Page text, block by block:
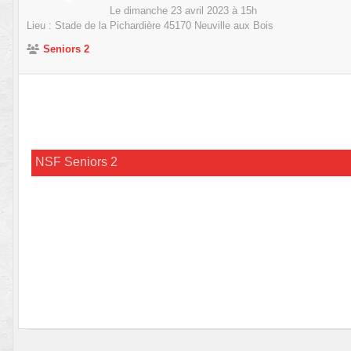
Le dimanche 23 avril 2023 à 15h
Lieu : Stade de la Pichardière 45170 Neuville aux Bois
Seniors 2
NSF Seniors 2